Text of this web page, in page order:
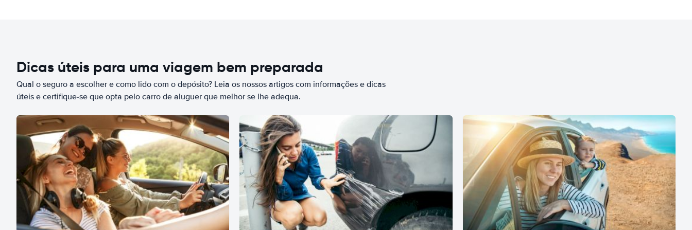
Dicas úteis para uma viagem bem preparada
Qual o seguro a escolher e como lido com o depósito? Leia os nossos artigos com informações e dicas
úteis e certifique-se que opta pelo carro de aluguer que melhor se lhe adequa.